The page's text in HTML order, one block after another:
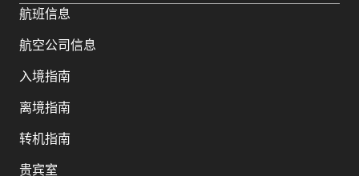
航班信息
航空公司信息
入境指南
离境指南
转机指南
贵宾室